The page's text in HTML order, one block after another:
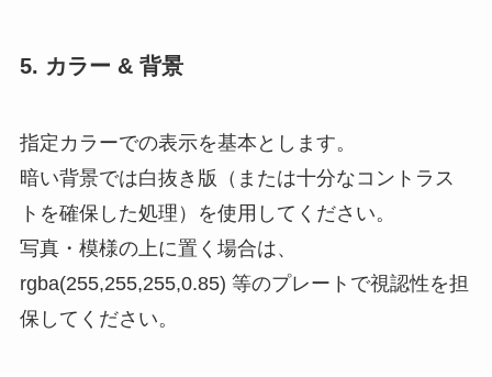
5. カラー & 背景
指定カラーでの表示を基本とします。
暗い背景では白抜き版（または十分なコントラス
トを確保した処理）を使用してください。
写真・模様の上に置く場合は、
rgba(255,255,255,0.85) 等のプレートで視認性を担
保してください。